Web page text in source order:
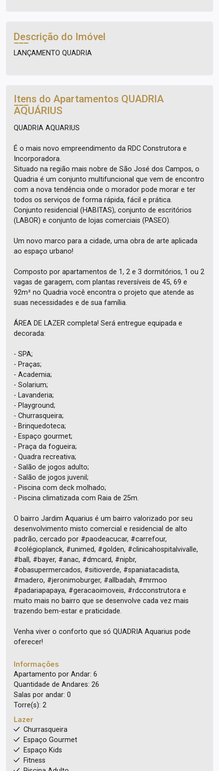
Descrição do Imóvel
LANÇAMENTO QUADRIA
Itens do Apartamentos QUADRIA
AQUÁRIUS
QUADRIA AQUARIUS
É o mais novo empreendimento da RDC Construtora e
Incorporadora.
Situado na região mais nobre de São José dos Campos, o
Quadria é um conjunto multifuncional que vem de encontro
com a nova tendência onde o morador pode morar e ter
todos os serviços de forma rápida, fácil e prática.
Conjunto residencial (HABITAS), conjunto de escritórios
(LABOR) e conjunto de lojas comerciais (PASEO).
Um novo marco para a cidade, uma obra de arte aplicada
ao espaço urbano!
Composto por apartamentos de 1, 2 e 3 dormitórios, 1 ou 2
vagas de garagem, com plantas reversíveis de 45, 69 e
92m² no Quadria você encontra o projeto que atende as
suas necessidades e de sua família.
ÁREA DE LAZER completa! Será entregue equipada e
decorada:
- SPA;
- Praças;
- Academia;
- Solarium;
- Lavanderia;
- Playground;
- Churrasqueira;
- Brinquedoteca;
- Espaço gourmet;
- Praça da fogueira;
- Quadra recreativa;
- Salão de jogos adulto;
- Salão de jogos juvenil;
- Piscina com deck molhado;
- Piscina climatizada com Raia de 25m.
O bairro Jardim Aquarius é um bairro valorizado por seu
desenvolvimento misto comercial e residencial de alto
padrão, cercado por #paodeacucar, #carrefour,
#colégioplanck, #unimed, #golden, #clinicahospitalvivalle,
#ball, #bayer, #anac, #dmcard, #nipbr,
#obasupermercados, #sitioverde, #spaniatacadista,
#madero, #jeronimoburger, #allbadah, #mrmoo
#padariapapaya, #geracaoimoveis, #rdcconstrutora e
muito mais no bairro que se desenvolve cada vez mais
trazendo bem-estar e praticidade.
Venha viver o conforto que só QUADRIA Aquarius pode
oferecer!
Informações
Apartamento por Andar: 6
Quantidade de Andares: 26
Salas por andar: 0
Torre(s): 2
Lazer
Churrasqueira
Espaço Gourmet
Espaço Kids
Fitness